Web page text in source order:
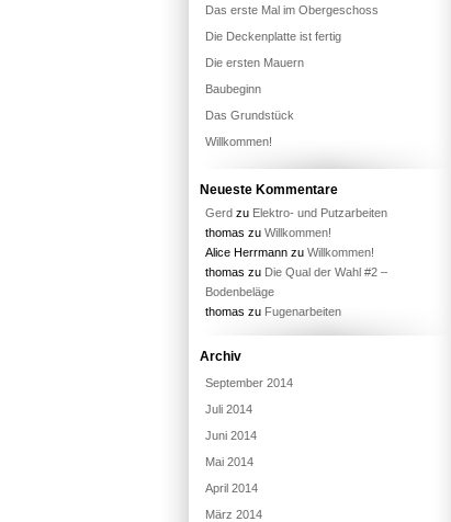
Das erste Mal im Obergeschoss
Die Deckenplatte ist fertig
Die ersten Mauern
Baubeginn
Das Grundstück
Willkommen!
Neueste Kommentare
Gerd zu Elektro- und Putzarbeiten
thomas zu Willkommen!
Alice Herrmann zu Willkommen!
thomas zu Die Qual der Wahl #2 –
Bodenbeläge
thomas zu Fugenarbeiten
Archiv
September 2014
Juli 2014
Juni 2014
Mai 2014
April 2014
März 2014